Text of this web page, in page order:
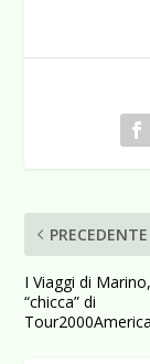
PRECEDENTE
I Viaggi di
“chicca” di